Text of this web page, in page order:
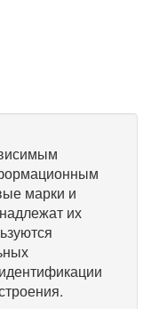
марки и
их